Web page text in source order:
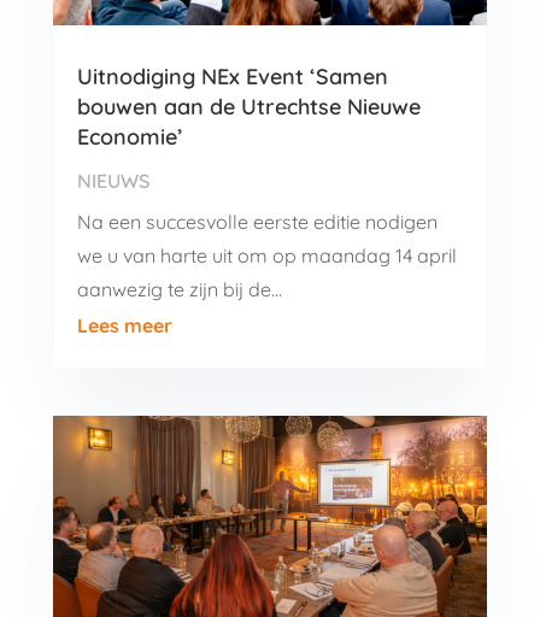
Uitnodiging NEx Event ‘Samen
bouwen aan de Utrechtse Nieuwe
Economie’
NIEUWS
Na een succesvolle eerste editie nodigen
we u van harte uit om op maandag 14 april
aanwezig te zijn bij de…
Lees meer